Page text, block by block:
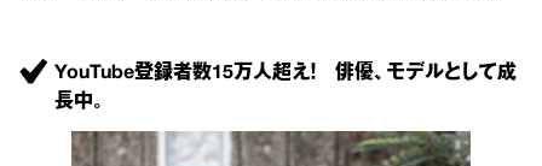
YouTube登録者数15万人超え！ 俳優、モデルとして成
長中。